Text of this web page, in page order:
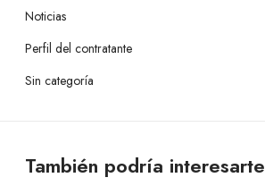
Noticias
Perfil del contratante
Sin categoría
También podría interesarte